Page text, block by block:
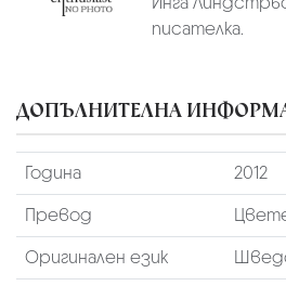
писателка.
ДОПЪЛНИТЕЛНА
Година
2012
Превод
Оригинален език